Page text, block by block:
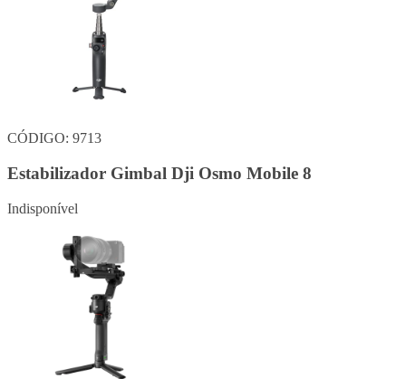
CÓDIGO: 9713
Estabilizador Gimbal Dji Osmo Mobile 8
Indisponível